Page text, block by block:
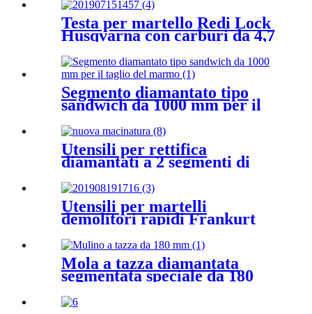
Testa per martello Redi Lock
Husqvarna con carburi da 4,7
Segmento diamantato tipo
sandwich da 1000 mm per il
Utensili per rettifica
diamantati a 2 segmenti di
Newgrind
Utensili per martelli
demolitori rapidi Frankurt
Mola a tazza diamantata
segmentata speciale da 180
mm